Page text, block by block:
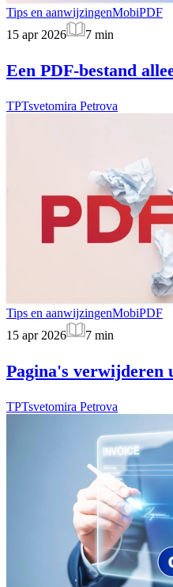
Tips en aanwijzingenMobiPDF
15 apr 2026
7 min
Een PDF-bestand
TPTsvetomira Petrova
Tips en aanwijzingenMobiPDF
15 apr 2026
7 min
Pagina's verwijderen
TPTsvetomira Petrova